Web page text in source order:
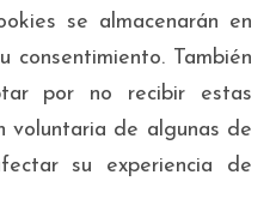
se almacenarán en
consentimiento. También
por no recibir estas
voluntaria de algunas de
su experiencia de